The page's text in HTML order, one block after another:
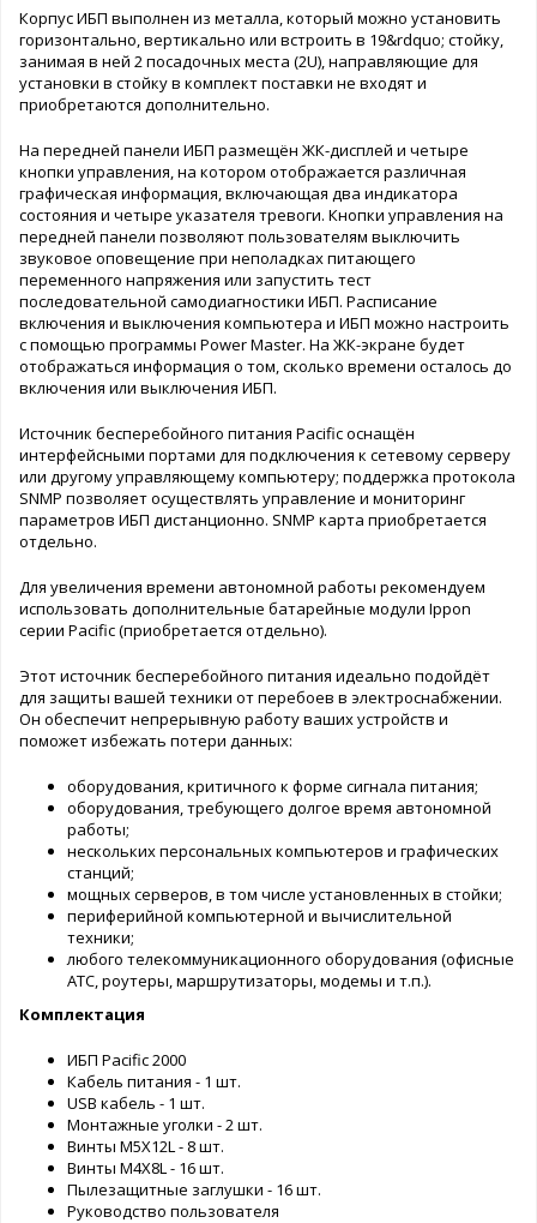
Корпус ИБП выполнен из металла, который можно установить
горизонтально, вертикально или встроить в 19&rdquo; стойку,
занимая в ней 2 посадочных места (2U), направляющие для
установки в стойку в комплект поставки не входят и
приобретаются дополнительно.
На передней панели ИБП размещён ЖК-дисплей и четыре
кнопки управления, на котором отображается различная
графическая информация, включающая два индикатора
состояния и четыре указателя тревоги. Кнопки управления на
передней панели позволяют пользователям выключить
звуковое оповещение при неполадках питающего
переменного напряжения или запустить тест
последовательной самодиагностики ИБП. Расписание
включения и выключения компьютера и ИБП можно настроить
с помощью программы Power Master. На ЖК-экране будет
отображаться информация о том, сколько времени осталось до
включения или выключения ИБП.
Источник бесперебойного питания Pacific оснащён
интерфейсными портами для подключения к сетевому серверу
или другому управляющему компьютеру; поддержка протокола
SNMP позволяет осуществлять управление и мониторинг
параметров ИБП дистанционно. SNMP карта приобретается
отдельно.
Для увеличения времени автономной работы рекомендуем
использовать дополнительные батарейные модули Ippon
серии Pacific (приобретается отдельно).
Этот источник бесперебойного питания идеально подойдёт
для защиты вашей техники от перебоев в электроснабжении.
Он обеспечит непрерывную работу ваших устройств и
поможет избежать потери данных:
оборудования, критичного к форме сигнала питания;
оборудования, требующего долгое время автономной
работы;
нескольких персональных компьютеров и графических
станций;
мощных серверов, в том числе установленных в стойки;
периферийной компьютерной и вычислительной
техники;
любого телекоммуникационного оборудования (офисные
АТС, роутеры, маршрутизаторы, модемы и т.п.).
Комплектация
ИБП Pacific 2000
Кабель питания - 1 шт.
USB кабель - 1 шт.
Монтажные уголки - 2 шт.
Винты M5X12L - 8 шт.
Винты M4X8L - 16 шт.
Пылезащитные заглушки - 16 шт.
Руководство пользователя